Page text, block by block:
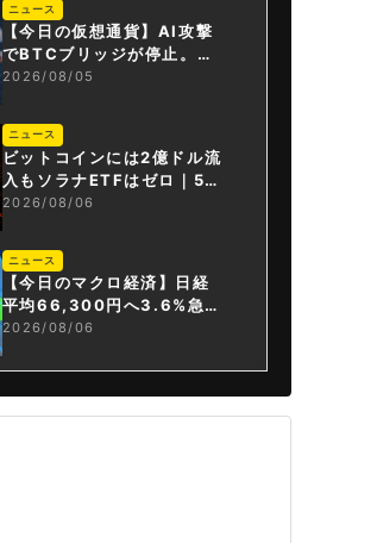
ニュース
【今日の仮想通貨】AI攻撃
でBTCブリッジが停止。金
融庁が「暗号資産・ステー
2026/08/05
ニュース
ビットコインには2億ドル流
入もソラナETFはゼロ｜5営
業日連続で停止
2026/08/06
ニュース
【今日のマクロ経済】日経
平均66,300円へ3.6%急騰
もAI投資回収懸念が再燃
2026/08/06